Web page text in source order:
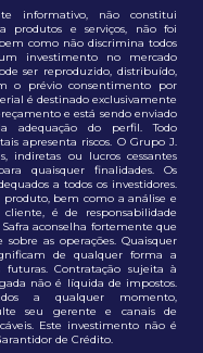
informativo, não constitui
produtos e serviços, não foi
como não discrimina todos
investimento no mercado
ser reproduzido, distribuído,
o prévio consentimento por
é destinado exclusivamente
e está sendo enviado
adequação do perfil. Todo
apresenta riscos. O Grupo J.
indiretas ou lucros cessantes
quaisquer finalidades. Os
a todos os investidores.
bem como a análise e
é de responsabilidade
aconselha fortemente que
as operações. Quaisquer
de qualquer forma a
Contratação sujeita à
não é líquida de impostos.
a qualquer momento,
seu gerente e canais de
Este investimento não é
de Crédito.